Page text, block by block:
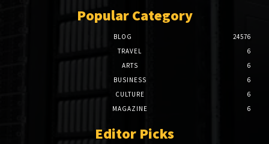
Popular Category
BLOG
24576
TRAVEL
6
ARTS
6
BUSINESS
6
CULTURE
6
MAGAZINE
6
Editor Picks